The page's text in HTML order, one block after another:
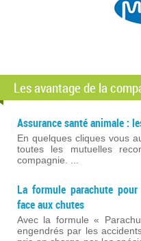
Les avantage de la
Assurance santé animale :
En quelques cliques vous
toutes les mutuelles
compagnie. ...
La formule parachute
face aux chutes
Avec la formule «
engendrés par les